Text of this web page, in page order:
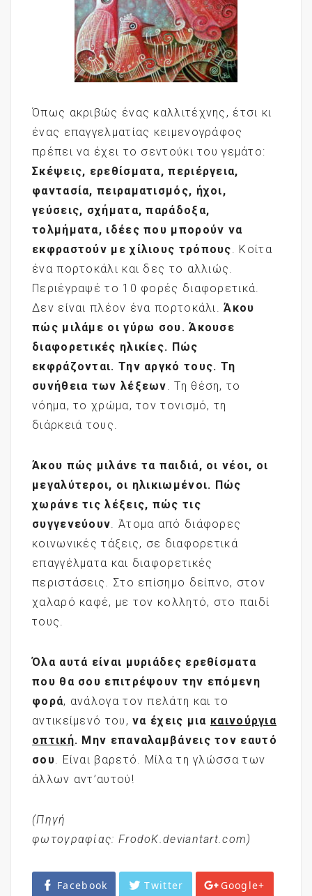
Όπως ακριβώς ένας καλλιτέχνης, έτσι κι
ένας επαγγελματίας κειμενογράφος
πρέπει να έχει το σεντούκι του γεμάτο:
Σκέψεις, ερεθίσματα, περιέργεια,
φαντασία, πειραματισμός, ήχοι,
γεύσεις, σχήματα, παράδοξα,
τολμήματα, ιδέες που μπορούν να
εκφραστούν με χίλιους τρόπους . Κοίτα
ένα πορτοκάλι και δες το αλλιώς.
Περιέγραψέ το 10 φορές διαφορετικά.
Δεν είναι πλέον ένα πορτοκάλι.Άκου
πώς μιλάμε οι γύρω σου. Άκουσε
διαφορετικές ηλικίες. Πώς
εκφράζονται. Την αργκό τους. Τη
συνήθεια των λέξεων . Τη θέση, το
νόημα, το χρώμα, τον τονισμό, τη
διάρκειά τους.
Άκου πώς μιλάνε τα παιδιά, οι νέοι, οι
μεγαλύτεροι, οι ηλικιωμένοι. Πώς
χωράνε τις λέξεις, πώς τις
συγγενεύουν . Άτομα από διάφορες
κοινωνικές τάξεις, σε διαφορετικά
επαγγέλματα και διαφορετικές
περιστάσεις. Στο επίσημο δείπνο, στον
χαλαρό καφέ, με τον κολλητό, στο παιδί
τους.
Όλα αυτά είναι μυριάδες ερεθίσματα
που θα σου επιτρέψουν την επόμενη
φορά, ανάλογα τον πελάτη και το
αντικείμενό του,να έχεις μια καινούργια
οπτική. Μην επαναλαμβάνεις τον εαυτό
σου . Είναι βαρετό. Μίλα τη γλώσσα των
άλλων αντ’αυτού!
(Πηγή
φωτογραφίας: FrodoK .deviantart.com)
Facebook Twitter Google+